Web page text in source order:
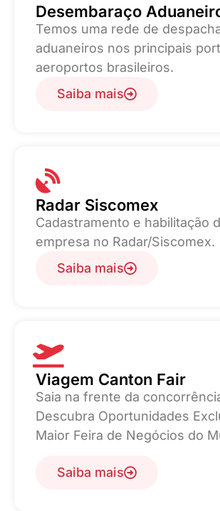
Desembaraço
Temos uma rede de
aduaneiros nos principais
aeroportos brasileiros.
Saiba mais
Radar Siscomex
Cadastramento e habilitação
empresa no Radar/Siscomex.
Saiba mais
Viagem Canton Fair
Saia na frente da
Descubra Oportunidades
Maior Feira de Negócios do
Saiba mais